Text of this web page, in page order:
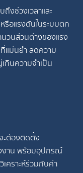
ถึงช่วงเวลาและ
อแรงดันในระบบตก
วนส่วนต่างของแรง
แม่นยำ ลดความ
กินความจำเป็น
ะต้องติดตั้ง
งาน พร้อมอุปกรณ์
คราะห์ร่วมกับค่า